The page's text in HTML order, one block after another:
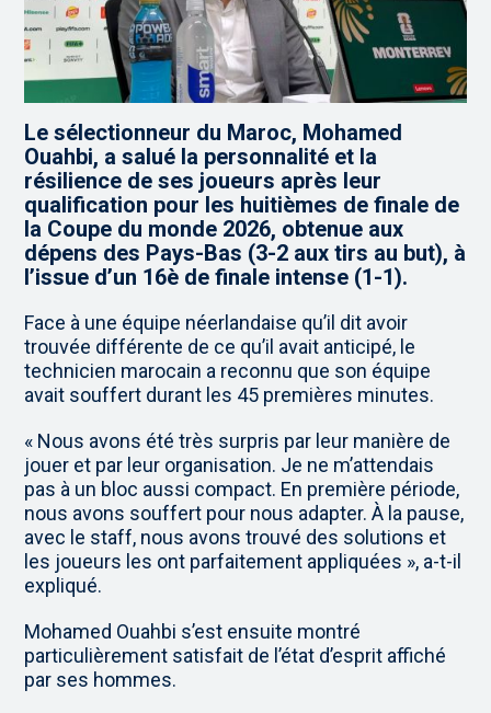
Le sélectionneur du Maroc, Mohamed
Ouahbi, a salué la personnalité et la
résilience de ses joueurs après leur
qualification pour les huitièmes de finale de
la Coupe du monde 2026, obtenue aux
dépens des Pays-Bas (3-2 aux tirs au but), à
l’issue d’un 16è de finale intense (1-1).
Face à une équipe néerlandaise qu’il dit avoir
trouvée différente de ce qu’il avait anticipé, le
technicien marocain a reconnu que son équipe
avait souffert durant les 45 premières minutes.
« Nous avons été très surpris par leur manière de
jouer et par leur organisation. Je ne m’attendais
pas à un bloc aussi compact. En première période,
nous avons souffert pour nous adapter. À la pause,
avec le staff, nous avons trouvé des solutions et
les joueurs les ont parfaitement appliquées », a-t-il
expliqué.
Mohamed Ouahbi s’est ensuite montré
particulièrement satisfait de l’état d’esprit affiché
par ses hommes.